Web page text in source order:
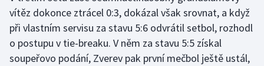
vítěz dokonce ztrácel 0:3, dokázal však srovnat, a když
při vlastním servisu za stavu 5:6 odvrátil setbol, rozhodl
o postupu v tie-breaku. V něm za stavu 5:5 získal
soupeřovo podání, Zverev pak první mečbol ještě ustál,